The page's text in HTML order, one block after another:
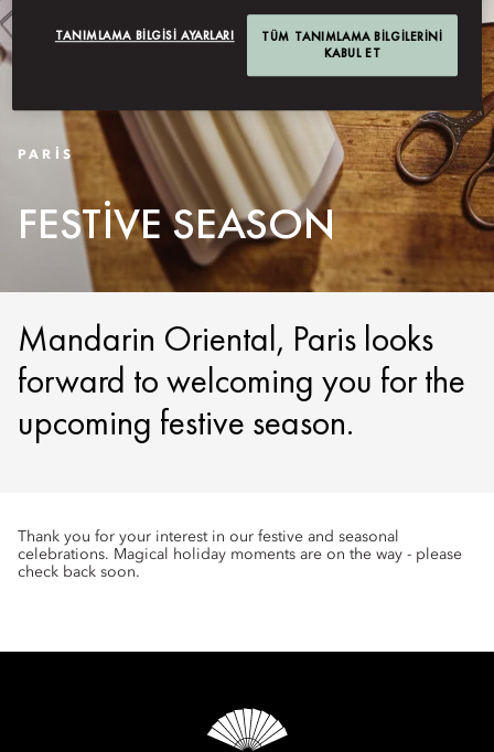
PARIS
FESTIVE SEASON
Mandarin Oriental, Paris looks
forward to welcoming you for the
upcoming festive season.
Thank you for your interest in our festive and seasonal
celebrations. Magical holiday moments are on the way - please
check back soon.
TANIMLAMA BILGISI AYARLARI
TÜM TANIMLAMA BILGILERINI
KABUL ET